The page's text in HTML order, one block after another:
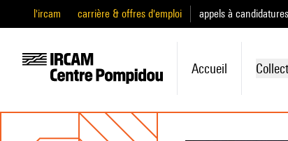
l'ircam carrière & offres d'emploi appels à candidatures
Accueil